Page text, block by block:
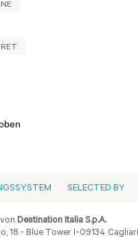
SELECTED BY
vonDestination Italia S.p.A.
18 - Blue Tower I-09134